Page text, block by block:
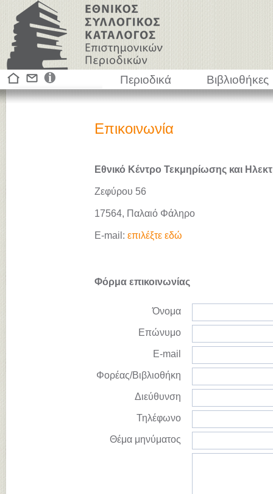
Περιοδικά Βιβλιοθήκες
Επικοινωνία
Εθνικό Κέντρο Τεκμηρίωσης και
Ζεφύρου 56
17564, Παλαιό Φάληρο
E-mail: επιλέξτε εδώ
Φόρμα επικοινωνίας
Όνομα
Επώνυμο
E-mail
Φορέας/Βιβλιοθήκη
Διεύθυνση
Τηλέφωνο
Θέμα μηνύματος